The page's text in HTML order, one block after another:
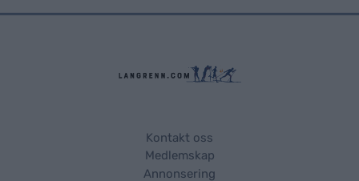
Kontakt oss
Medlemskap
Annonsering